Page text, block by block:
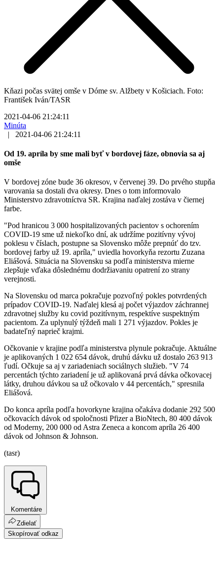
Kňazi počas svätej omše v Dóme sv. Alžbety v Košiciach. Foto:
František Iván/TASR
2021-04-06 21:24:11
Minúta
|
2021-04-06 21:24:11
Od 19. apríla by sme mali byť v bordovej fáze, obnovia sa aj
omše
V bordovej zóne bude 36 okresov, v červenej 39. Do prvého stupňa
varovania sa dostali dva okresy. Dnes o tom informovalo
Ministerstvo zdravotníctva SR. Krajina naďalej zostáva v čiernej
farbe.
"Pod hranicou 3 000 hospitalizovaných pacientov s ochorením
COVID-19 sme už niekoľko dní, ak udržíme pozitívny vývoj
poklesu v číslach, postupne sa Slovensko môže prepnúť do tzv.
bordovej farby už 19. apríla," uviedla hovorkyňa rezortu Zuzana
Eliášová. Situácia na Slovensku sa podľa ministerstva mierne
zlepšuje vďaka dôslednému dodržiavaniu opatrení zo strany
verejnosti.
Na Slovensku od marca pokračuje pozvoľný pokles potvrdených
prípadov COVID-19. Naďalej klesá aj počet výjazdov záchrannej
zdravotnej služby ku covid pozitívnym, respektíve suspektným
pacientom. Za uplynulý týždeň mali 1 271 výjazdov. Pokles je
badateľný naprieč krajmi.
Očkovanie v krajine podľa ministerstva plynule pokračuje. Aktuálne
je aplikovaných 1 022 654 dávok, druhú dávku už dostalo 263 913
ľudí. Očkuje sa aj v zariadeniach sociálnych služieb. "V 74
percentách týchto zariadení je už aplikovaná prvá dávka očkovacej
látky, druhou dávkou sa už očkovalo v 44 percentách," spresnila
Eliášová.
Do konca apríla podľa hovorkyne krajina očakáva dodanie 292 500
očkovacích dávok od spoločnosti Pfizer a BioNtech, 80 400 dávok
od Moderny, 200 000 od Astra Zeneca a koncom apríla 26 400
dávok od Johnson & Johnson.
(tasr)
Komentáre
Zdielať
Skopírovať odkaz